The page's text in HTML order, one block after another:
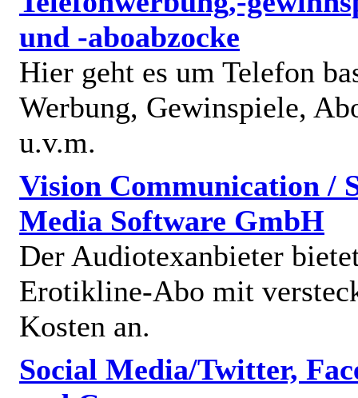
und -aboabzocke
Hier geht es um Telefon
Werbung, Gewinspiele,
u.v.m.
Vision Communication /
Media Software GmbH
Der Audiotexanbieter
Erotikline-Abo mit
Kosten an.
Social Media/Twitter,